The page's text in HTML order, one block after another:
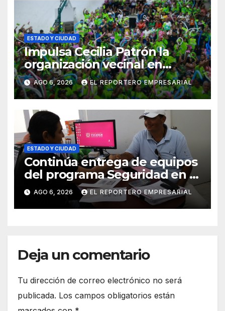
ESTADO Y CIUDAD
Impulsa Cecilia Patrón la
organización vecinal en
Mérida y suma a comités de
vigilancia en la prevención
social del delito
AGO 6, 2026 EL REPORTERO EMPRESARIAL
ESTADO Y CIUDAD
Continúa entrega de equipos
del programa Seguridad en el
Mar
AGO 6, 2026 EL REPORTERO EMPRESARIAL
Deja un comentario
Tu dirección de correo electrónico no será
publicada. Los campos obligatorios están